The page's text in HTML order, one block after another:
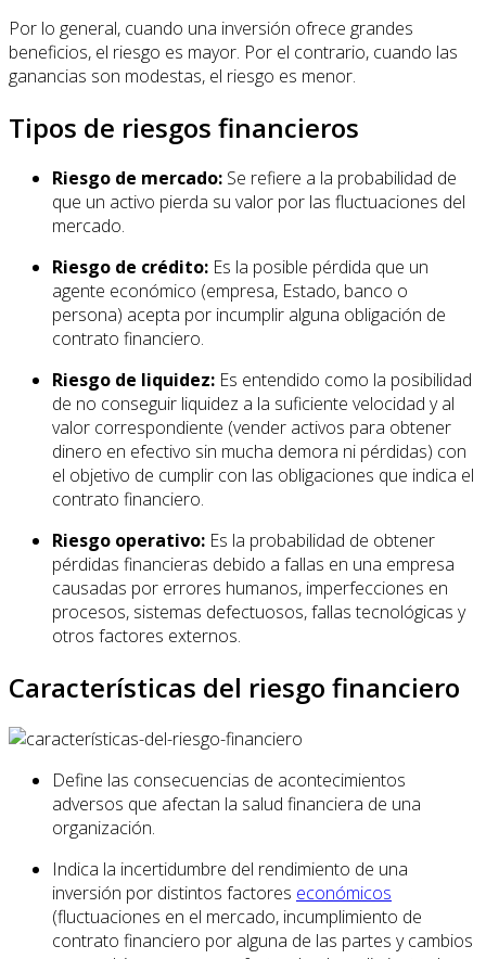
Por lo general, cuando una inversión ofrece grandes
beneficios, el riesgo es mayor. Por el contrario, cuando las
ganancias son modestas, el riesgo es menor.
Tipos de riesgos financieros
Riesgo de mercado: Se refiere a la probabilidad de
que un activo pierda su valor por las fluctuaciones del
mercado.
Riesgo de crédito: Es la posible pérdida que un
agente económico (empresa, Estado, banco o
persona) acepta por incumplir alguna obligación de
contrato financiero.
Riesgo de liquidez: Es entendido como la posibilidad
de no conseguir liquidez a la suficiente velocidad y al
valor correspondiente (vender activos para obtener
dinero en efectivo sin mucha demora ni pérdidas) con
el objetivo de cumplir con las obligaciones que indica el
contrato financiero.
Riesgo operativo: Es la probabilidad de obtener
pérdidas financieras debido a fallas en una empresa
causadas por errores humanos, imperfecciones en
procesos, sistemas defectuosos, fallas tecnológicas y
otros factores externos.
Características del riesgo financiero
Define las consecuencias de acontecimientos
adversos que afectan la salud financiera de una
organización.
Indica la incertidumbre del rendimiento de una
inversión por distintos factores económicos
(fluctuaciones en el mercado, incumplimiento de
contrato financiero por alguna de las partes y cambios